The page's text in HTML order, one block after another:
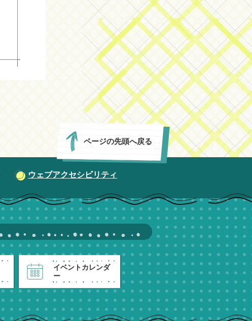
ページの先頭へ戻る
ウェブアクセシビリティ
イベントカレンダ
ー